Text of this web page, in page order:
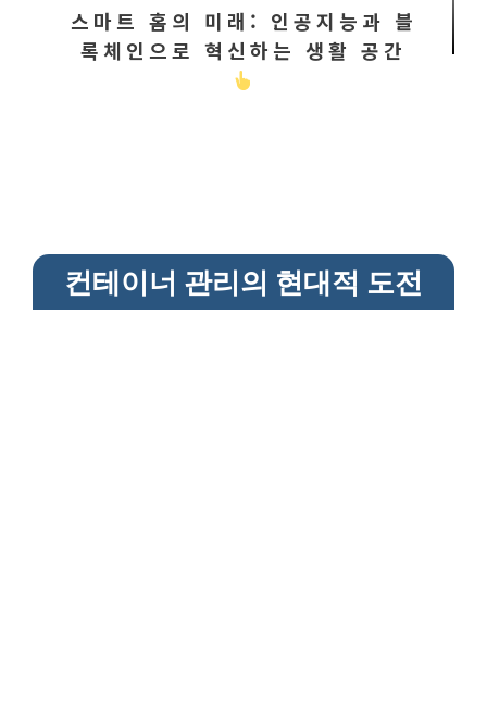
스마트 홈의 미래: 인공지능과 블
록체인으로 혁신하는 생활 공간
컨테이너 관리의 현대적 도전